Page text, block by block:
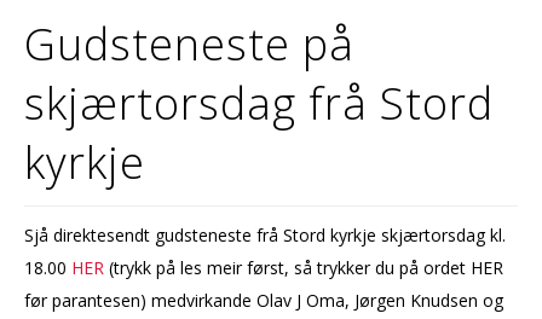
GUDSTENESTER
DÅP VIGSEL GRAVFERD
BARN OG UNGDOM
SOKNERÅDA
INFORMASJON
KONTAKT OSS
Gudsteneste på
skjærtorsdag frå Stord
kyrkje
Sjå direktesendt gudsteneste frå Stord kyrkje skjærtorsdag kl.
18.00 HER (trykk på les meir først, så trykker du på ordet HER
før parantesen) medvirkande Olav J Oma, Jørgen Knudsen og